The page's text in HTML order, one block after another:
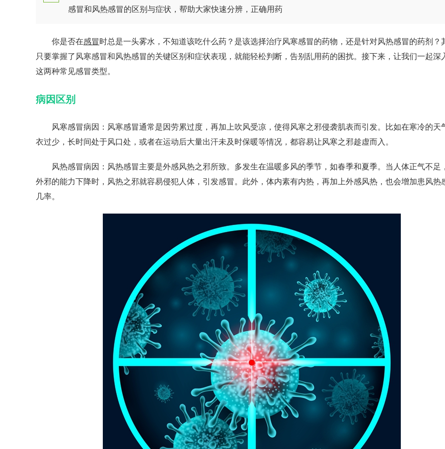
感冒和风热感冒的区别与症状，帮助大家快速分辨，正确用药
你是否在感冒时总是一头雾水，不知道该吃什么药？是该选择治疗风寒感冒的药物，还是针对风热感冒的药剂？
只要掌握了风寒感冒和风热感冒的关键区别和症状表现，就能轻松判断，告别乱用药的困扰。接下来，让我们一起深
这两种常见感冒类型。
病因区别
风寒感冒病因：风寒感冒通常是因劳累过度，再加上吹风受凉，使得风寒之邪侵袭肌表而引发。比如在寒冷的天
衣过少，长时间处于风口处，或者在运动后大量出汗未及时保暖等情况，都容易让风寒之邪趁虚而入。
风热感冒病因：风热感冒主要是外感风热之邪所致。多发生在温暖多风的季节，如春季和夏季。当人体正气不足
外邪的能力下降时，风热之邪就容易侵犯人体，引发感冒。此外，体内素有内热，再加上外感风热，也会增加患风热
几率。